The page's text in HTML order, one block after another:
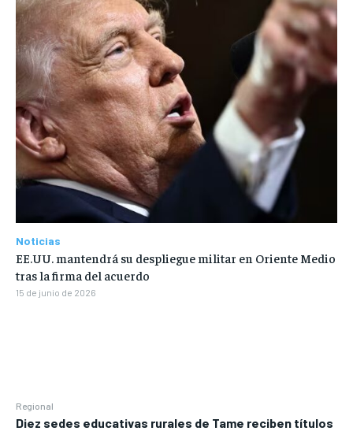
Regional
Diez sedes educativas rurales de Tame reciben títulos
Noticias
EE.UU. mantendrá su despliegue militar en Oriente Medio
tras la firma del acuerdo
15 de junio de 2026